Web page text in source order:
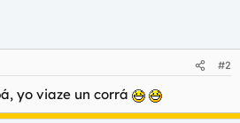
#2
yo viaze un corrá